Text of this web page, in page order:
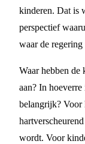
kinderen. Dat is
perspectief
waar de
Waar hebben de
aan? In
belangrijk? Voor
wordt. Voor